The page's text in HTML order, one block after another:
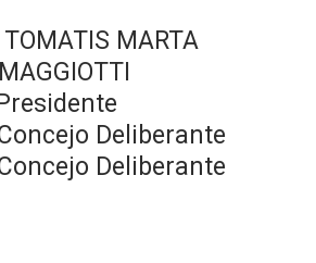
MARTA
Deliberante
Deliberante